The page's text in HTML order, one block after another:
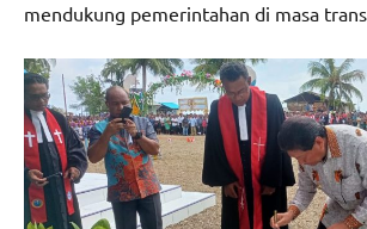
mendukung pemerintahan di masa